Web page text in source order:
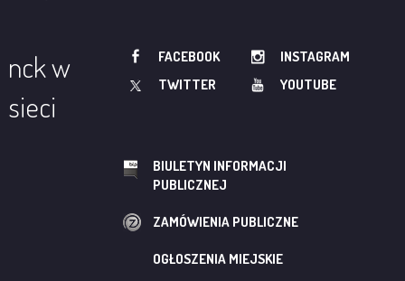
nck w
sieci
FACEBOOK
INSTAGRAM
TWITTER
YOUTUBE
BIULETYN INFORMACJI
PUBLICZNEJ
ZAMÓWIENIA PUBLICZNE
OGŁOSZENIA MIEJSKIE